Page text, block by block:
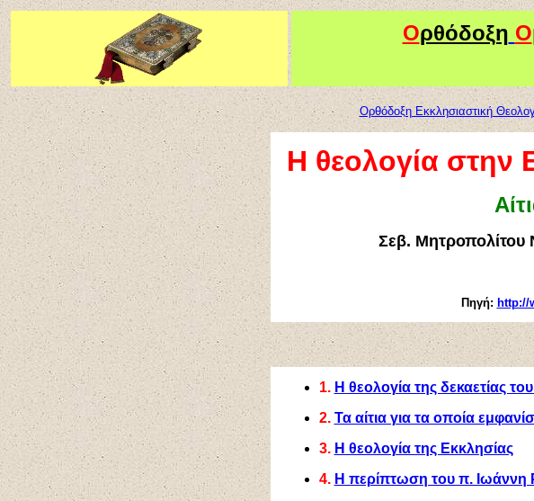
Ορθόδοξη Ο
Ορθόδοξη Εκκλησιαστική
Η θεολογία στην
Σεβ. Μητροπολίτου
Πηγή: http://
1. Η θεολογία της δεκαετίας
2. Τα αίτια για τα οποία
3. Η θεολογία της Εκκλησίας
4. Η περίπτωση του π. Ιωάννη